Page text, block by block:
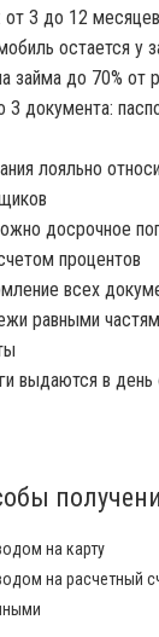
от 3 до 12 месяцев
остается у
займа до 70% от
3 документа:
лояльно
досрочное
процентов
всех
равными
выдаются в день
на карту
на расчетный